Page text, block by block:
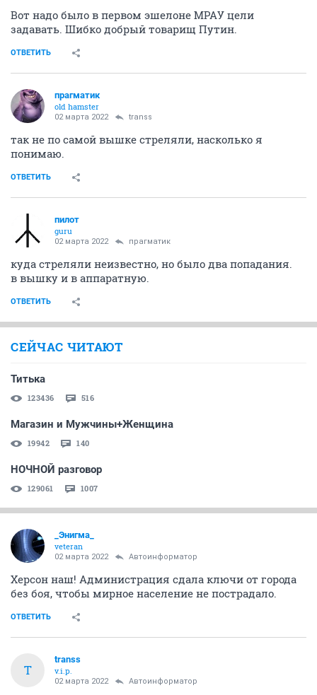
Вот надо было в первом эшелоне МРАУ цели
задавать. Шибко добрый товарищ Путин.
ОТВЕТИТЬ
прагматик
old hamster
02 марта 2022 transs
так не по самой вышке стреляли, насколько я
понимаю.
ОТВЕТИТЬ
пилот
guru
02 марта 2022 прагматик
куда стреляли неизвестно, но было два попадания.
в вышку и в аппаратную.
ОТВЕТИТЬ
СЕЙЧАС ЧИТАЮТ
Титька
123436 516
Магазин и Мужчины+Женщина
19942 140
НОЧНОЙ разговор
129061 1007
_Энигма_
veteran
02 марта 2022 Автоинформатор
Херсон наш! Администрация сдала ключи от города
без боя, чтобы мирное население не пострадало.
ОТВЕТИТЬ
T
transs
v.i.p.
02 марта 2022 Автоинформатор